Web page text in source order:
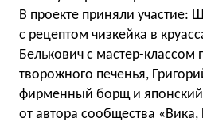
В проекте приняли участие:
с рецептом чизкейка в
Белькович с мастер-классом
творожного печенья,
фирменный борщ и японский
от автора сообщества «Вика,